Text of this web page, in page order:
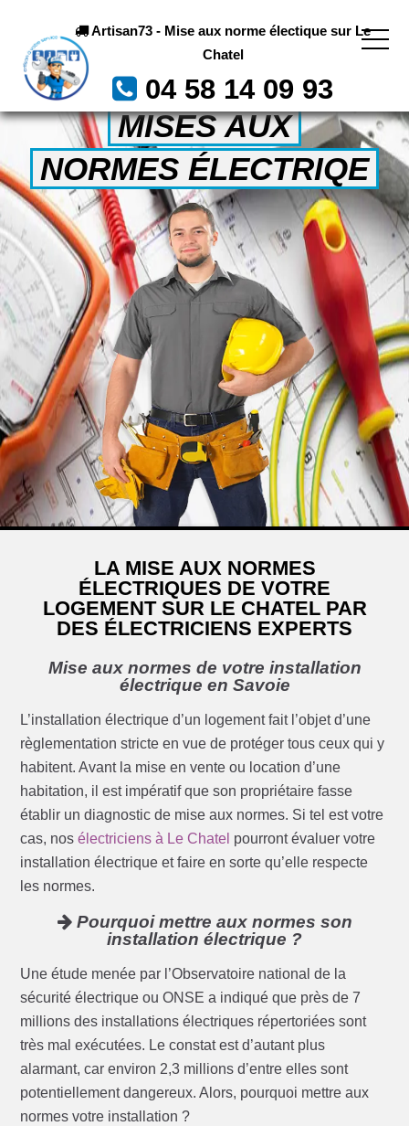
Artisan73 - Mise aux norme électique sur Le
Chatel
04 58 14 09 93
MISES AUX
NORMES ÉLECTRIQE
LA MISE AUX NORMES
ÉLECTRIQUES DE VOTRE
LOGEMENT SUR LE CHATEL PAR
DES ÉLECTRICIENS EXPERTS
Mise aux normes de votre installation
électrique en Savoie
L’installation électrique d’un logement fait l’objet d’une
règlementation stricte en vue de protéger tous ceux qui y
habitent. Avant la mise en vente ou location d’une
habitation, il est impératif que son propriétaire fasse
établir un diagnostic de mise aux normes. Si tel est votre
cas, nosélectriciens à Le Chatel pourront évaluer votre
installation électrique et faire en sorte qu’elle respecte
les normes.
Pourquoi mettre aux normes son
installation électrique ?
Une étude menée par l’Observatoire national de la
sécurité électrique ou ONSE a indiqué que près de 7
millions des installations électriques répertoriées sont
très mal exécutées. Le constat est d’autant plus
alarmant, car environ 2,3 millions d’entre elles sont
potentiellement dangereux. Alors, pourquoi mettre aux
normes votre installation ?